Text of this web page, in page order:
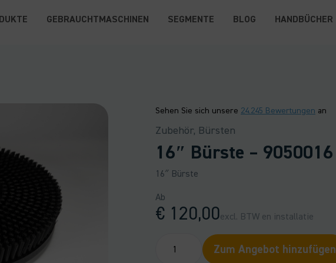
GEBRAUCHTMASCHINEN SEGMENTE BLOG HANDBÜCHER
Sehen Sie sich unsere 24.245 Bewertungen an
Zubehör, Bürsten
16″ Bürste – 9050016
16″ Bürste
Ab
€ 120,00excl. BTW en installatie
Bürste
Zum Angebot hinzufügen